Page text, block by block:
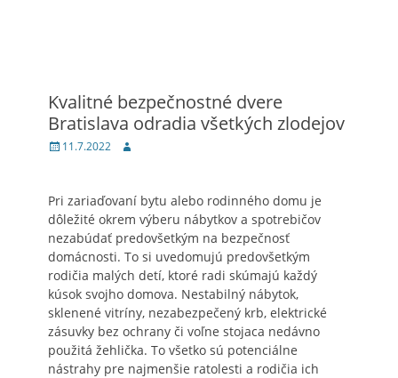
Kvalitné bezpečnostné dvere
Bratislava odradia všetkých zlodejov
Posted
11.7.2022 Author
Pri zariaďovaní bytu alebo rodinného domu je
dôležité okrem výberu nábytkov a spotrebičov
nezabúdať predovšetkým na bezpečnosť
domácnosti. To si uvedomujú predovšetkým
rodičia malých detí, ktoré radi skúmajú každý
kúsok svojho domova. Nestabilný nábytok,
sklenené vitríny, nezabezpečený krb, elektrické
zásuvky bez ochrany či voľne stojaca nedávno
použitá žehlička. To všetko sú potenciálne
nástrahy pre najmenšie ratolesti a rodičia ich